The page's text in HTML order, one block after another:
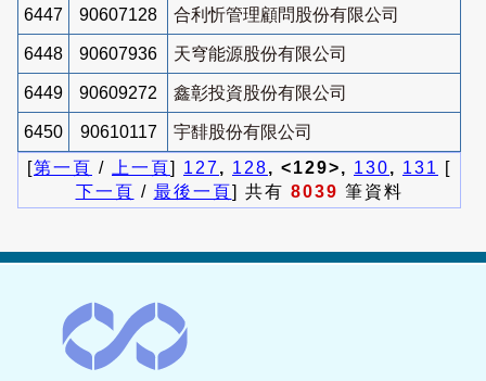
6447 90607128 合利忻管理顧問股份有限公司
6448 90607936 天穹能源股份有限公司
6449 90609272 鑫彰投資股份有限公司
6450 90610117
宇馡股份有限公司
[第一頁 / 上一頁] 127, 128, <129>, 130, 131
[
下一頁 / 最後一頁] 共有 8039 筆資料